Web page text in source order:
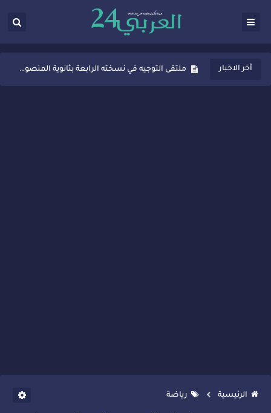
أخر الاخبار
ثانوية المنصور الذهبي بسيدي قاسم تُعزّز ثقافة التوجيه المدرسي بمبادرة نوعية تجمع بين التفاعل والتكريم
ملتقى التوجيه في نسخته الرابعة بثانوية المنصور الذهبي بسيدي قاسم
الرئيسية رياضة